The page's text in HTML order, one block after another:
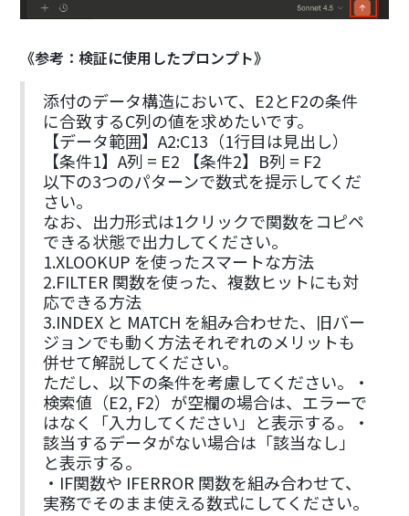
《参考：検証に使用したプロンプト》
添付のデータ構造において、E2とF2の条件
に合致するC列の値を求めたいです。
【データ範囲】A2:C13（1行目は見出し）
【条件1】A列 = E2 【条件2】B列 = F2
以下の3つのパターンで数式を提示してくだ
さい。
なお、出力形式は1クリックで関数をコピペ
できる状態で出力してください。
1.XLOOKUP を使ったスマートな方法
2.FILTER 関数を使った、複数ヒットにも対
応できる方法
3.INDEX と MATCH を組み合わせた、旧バー
ジョンでも動く方法それぞれのメリットも
併せて解説してください。
ただし、以下の条件を考慮してください。・
検索値（E2, F2）が空欄の場合は、エラーで
はなく「入力してください」と表示する。・
該当するデータがない場合は「該当なし」
と表示する。
・IF関数や IFERROR 関数を組み合わせて、
実務でそのまま使える数式にしてください。